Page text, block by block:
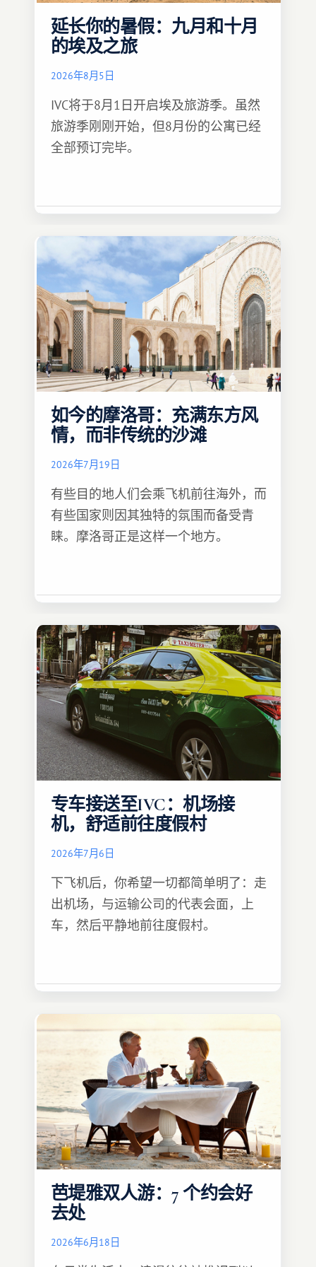
延长你的暑假：九月和十月
的埃及之旅
2026年8月5日
IVC将于8月1日开启埃及旅游季。虽然
旅游季刚刚开始，但8月份的公寓已经
全部预订完毕。
如今的摩洛哥：充满东方风
情，而非传统的沙滩
2026年7月19日
有些目的地人们会乘飞机前往海外，而
有些国家则因其独特的氛围而备受青
睐。摩洛哥正是这样一个地方。
专车接送至IVC：机场接
机，舒适前往度假村
2026年7月6日
下飞机后，你希望一切都简单明了：走
出机场，与运输公司的代表会面，上
车，然后平静地前往度假村。
芭堤雅双人游：7 个约会好
去处
2026年6月18日